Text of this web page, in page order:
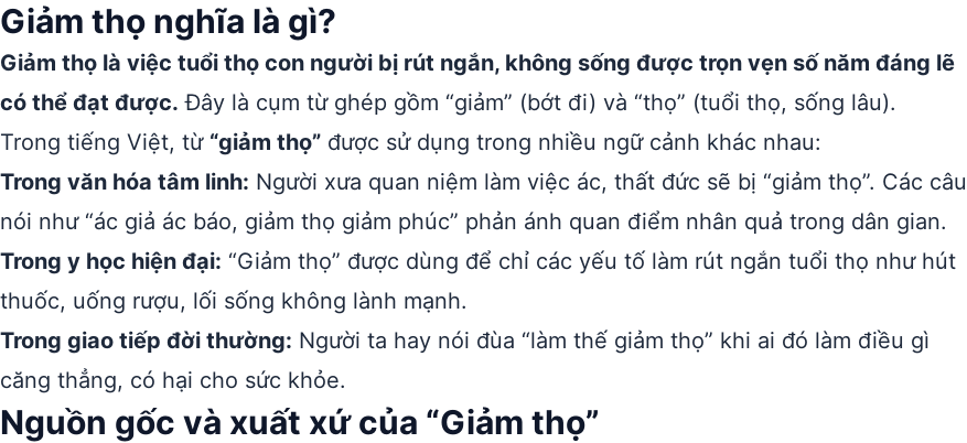
Giảm thọ nghĩa là gì?
Giảm thọ là việc tuổi thọ con người bị rút ngắn, không sống được trọn vẹn số năm đáng lẽ
có thể đạt được. Đây là cụm từ ghép gồm “giảm” (bớt đi) và “thọ” (tuổi thọ, sống lâu).
Trong tiếng Việt, từ “giảm thọ” được sử dụng trong nhiều ngữ cảnh khác nhau:
Trong văn hóa tâm linh: Người xưa quan niệm làm việc ác, thất đức sẽ bị “giảm thọ”. Các câu
nói như “ác giả ác báo, giảm thọ giảm phúc” phản ánh quan điểm nhân quả trong dân gian.
Trong y học hiện đại: “Giảm thọ” được dùng để chỉ các yếu tố làm rút ngắn tuổi thọ như hút
thuốc, uống rượu, lối sống không lành mạnh.
Trong giao tiếp đời thường: Người ta hay nói đùa “làm thế giảm thọ” khi ai đó làm điều gì
căng thẳng, có hại cho sức khỏe.
Nguồn gốc và xuất xứ của “Giảm thọ”